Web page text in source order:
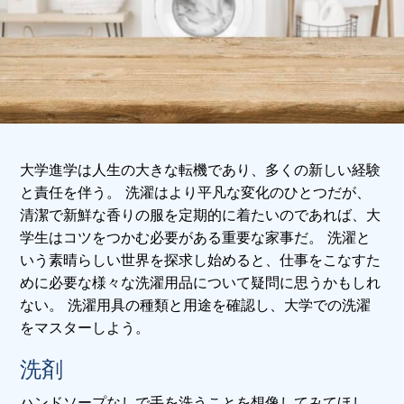
大学進学は人生の大きな転機であり、多くの新しい経験
と責任を伴う。 洗濯はより平凡な変化のひとつだが、
清潔で新鮮な香りの服を定期的に着たいのであれば、大
学生はコツをつかむ必要がある重要な家事だ。 洗濯と
いう素晴らしい世界を探求し始めると、仕事をこなすた
めに必要な様々な洗濯用品について疑問に思うかもしれ
ない。 洗濯用具の種類と用途を確認し、大学での洗濯
をマスターしよう。
洗剤